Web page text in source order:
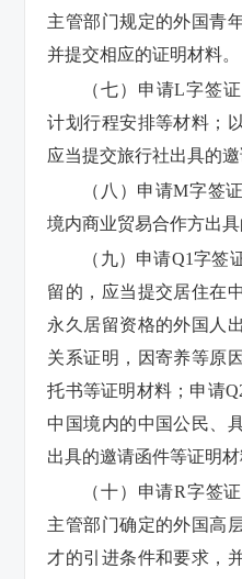
主管部门规定的外国青
并提交相应的证明材料。
（七）申请L字签
计划行程安排等材料；
应当提交旅行社出具的邀
（八）申请M字签
境内商业贸易合作方出具
（九）申请Q1字
留的，应当提交居住在
永久居留资格的外国人
关系证明，因寄养等原
托书等证明材料；申请
中国境内的中国公民、
出具的邀请函件等证明材
（十）申请R字签
主管部门确定的外国高
才的引进条件和要求，